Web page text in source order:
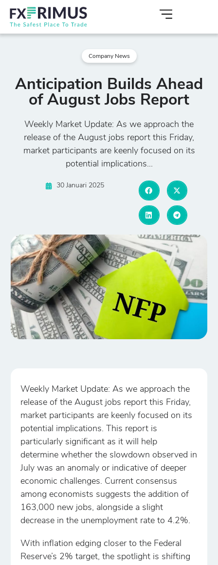
Company News
Anticipation Builds Ahead
of August Jobs Report
Weekly Market Update: As we approach the
release of the August jobs report this Friday,
market participants are keenly focused on its
potential implications...
30 Januari 2025
Weekly Market Update: As we approach the
release of the August jobs report this Friday,
market participants are keenly focused on its
potential implications. This report is
particularly significant as it will help
determine whether the slowdown observed in
July was an anomaly or indicative of deeper
economic challenges. Current consensus
among economists suggests the addition of
163,000 new jobs, alongside a slight
decrease in the unemployment rate to 4.2%.
With inflation edging closer to the Federal
Reserve’s 2% target, the spotlight is shifting